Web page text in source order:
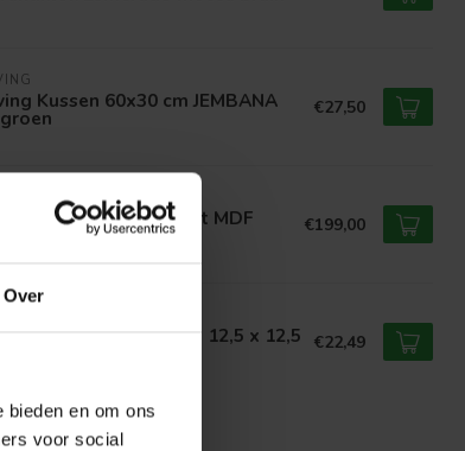
Over
en om ons
voor social
Kussen 60x30 cm JEMBANA €27,50
Wiktor Wit MDF €199,00
Vaas Nohr XL beige - 12,5 x 12,5 €22,49